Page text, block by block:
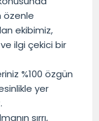
özenle
ekibimiz,
ilgi çekici bir
%100 özgün
yer
sırrı,